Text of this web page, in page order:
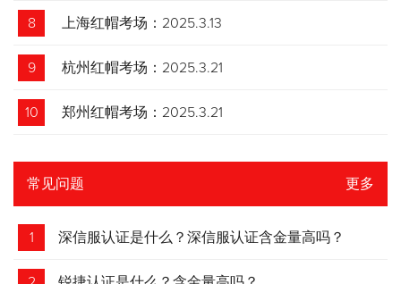
8 上海红帽考场：2025.3.13
9 杭州红帽考场：2025.3.21
10 郑州红帽考场：2025.3.21
常见问题 更多
1 深信服认证是什么？深信服认证含金量高吗？